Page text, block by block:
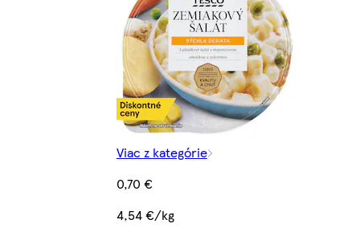
Viac z kategórie
0,70 €
4,54 €/kg